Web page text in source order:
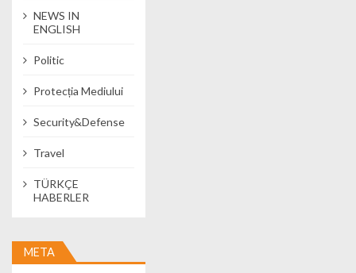
NEWS IN
ENGLISH
Politic
Protecția Mediului
Security&Defense
Travel
TÜRKÇE
HABERLER
META